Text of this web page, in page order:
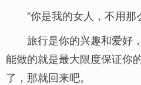
“你是我的女人，不用那
旅行是你的兴趣和爱好
能做的就是最大限度保证你
了，那就回来吧。